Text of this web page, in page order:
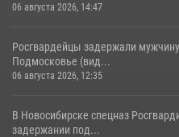
06 августа 2026, 14:47
Росгвардейцы задержали
Подмосковье (вид...
06 августа 2026, 12:35
В Новосибирске спецназ
задержании под...